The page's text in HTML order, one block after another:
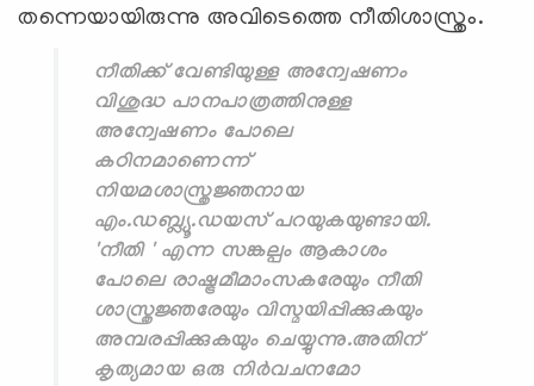
തന്നെയായിരുന്നു അവിടെത്തെ നീതിശാസ്ത്രം.
നീതിക്ക് വേണ്ടിയുള്ള അന്വേഷണം
വിശുദ്ധ പാനപാത്രത്തിനുള്ള
അന്വേഷണം പോലെ
കഠിനമാണെന്ന്
നിയമശാസ്ത്രജ്ഞനായ
എം.ഡബ്ല്യൂ.ഡയസ് പറയുകയുണ്ടായി.
'നീതി ' എന്ന സങ്കല്പം ആകാശം
പോലെ രാഷ്ട്രമീമാംസകരേയും നീതി
ശാസ്ത്രജ്ഞരേയും വിസ്മയിപ്പിക്കുകയും
അമ്പരപ്പിക്കുകയും ചെയ്യുന്നു.അതിന്
കൃത്യമായ ഒരു നിർവചനമോ